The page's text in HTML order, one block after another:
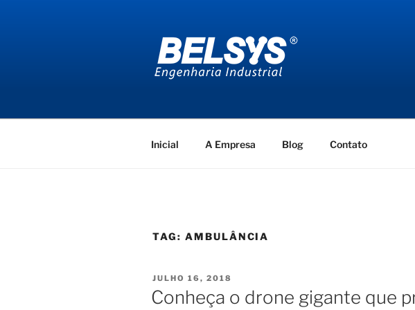
Inicial A Empresa Blog Contato
TAG: AMBULÂNCIA
PUBLICADO
EM
JULHO 16, 2018
Conheça o drone gigante que